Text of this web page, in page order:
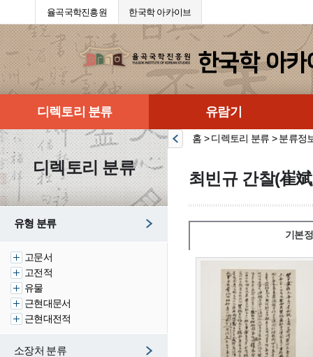
율곡국학진흥원 한국학 아카이브
디렉토리 분류 유람기
디렉토리 분류
유형 분류
고문서
고전적
유물
근현대문서
근현대전적
소장처 분류
홈 > 디렉토리 분류 > 분류정
최빈규 간찰(崔
기본